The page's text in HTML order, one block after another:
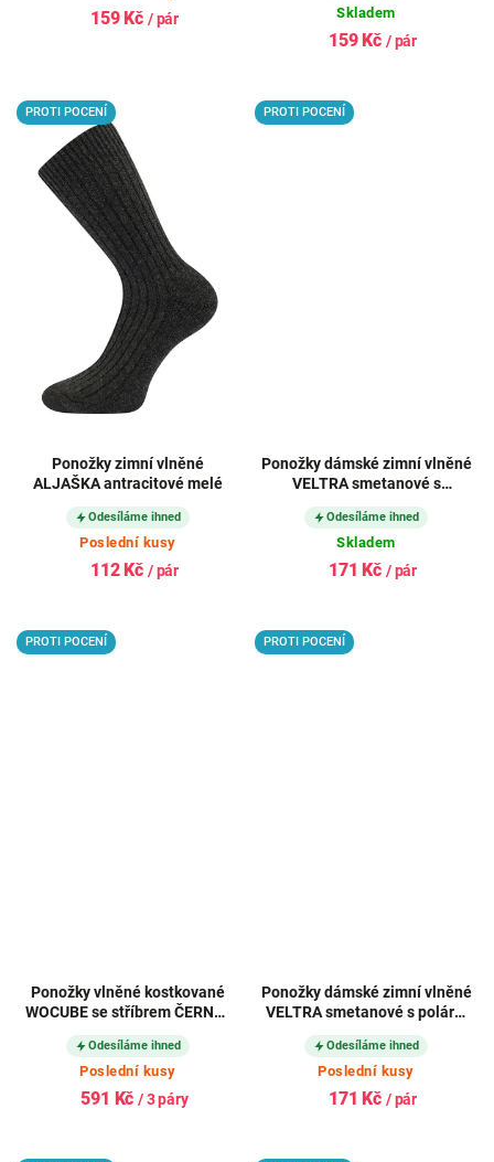
159 Kč / pár Skladem
159 Kč / pár
PROTI POCENÍ
Ponožky zimní vlněné
ALJAŠKA antracitové melé
Odesíláme ihned
Poslední kusy
112 Kč / pár
PROTI POCENÍ
Ponožky dámské zimní vlněné
VELTRA smetanové s
levandulovou
Odesíláme ihned
Skladem
171 Kč / pár
PROTI POCENÍ
Ponožky vlněné kostkované
WOCUBE se stříbrem ČERNO-
ŠEDÉ (3 páry)
Odesíláme ihned
Poslední kusy
591 Kč/ 3 páry
PROTI POCENÍ
Ponožky dámské zimní vlněné
VELTRA smetanové s polární
modrou
Odesíláme ihned
Poslední kusy
171 Kč / pár